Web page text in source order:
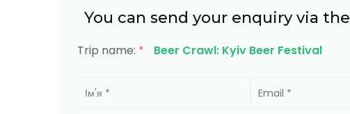
You can send your enquiry via
Trip name: * Beer Crawl: Kyiv Beer Festival